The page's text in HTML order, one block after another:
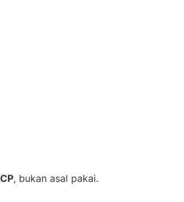
, bukan asal pakai.